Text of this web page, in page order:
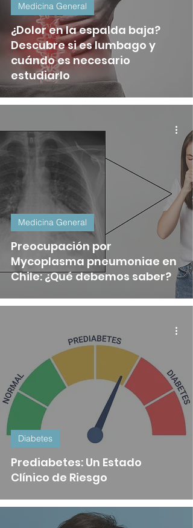
¿Dolor en la espalda baja?
Descubre si es lumbago y
cuándo es necesario
estudiarlo
Medicina General
Preocupación por
Mycoplasma pneumoniae en
Chile: ¿Qué debemos saber?
Medicina General
Prediabetes: Un Estado
Clínico de Riesgo
Diabetes